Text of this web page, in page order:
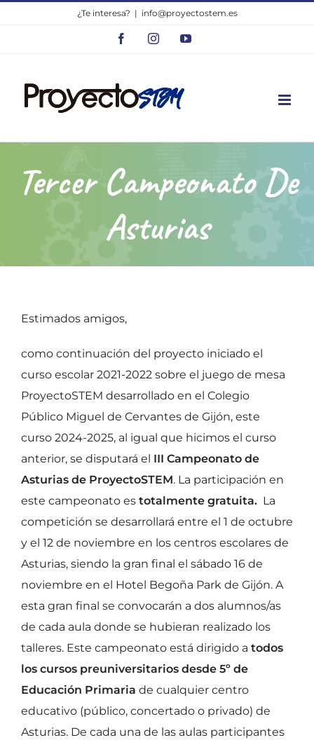
¿Te interesa? | info@proyectostem.es
FacebookInstagramYouTube
Tercer Campeonato De
Asturias
Estimados amigos,
como continuación del proyecto iniciado el
curso escolar 2021-2022 sobre el juego de mesa
ProyectoSTEM desarrollado en el Colegio
Público Miguel de Cervantes de Gijón, este
curso 2024-2025, al igual que hicimos el curso
anterior, se disputará el III Campeonato de
Asturias de ProyectoSTEM. La participación en
este campeonato es totalmente gratuita. La
competición se desarrollará entre el 1 de octubre
y el 12 de noviembre en los centros escolares de
Asturias, siendo la gran final el sábado 16 de
noviembre en el Hotel Begoña Park de Gijón. A
esta gran final se convocarán a dos alumnos/as
de cada aula donde se hubieran realizado los
talleres. Este campeonato está dirigido a todos
los cursos preuniversitarios desde 5º de
Educación Primaria de cualquier centro
educativo (público, concertado o privado) de
Asturias. De cada una de las aulas participantes